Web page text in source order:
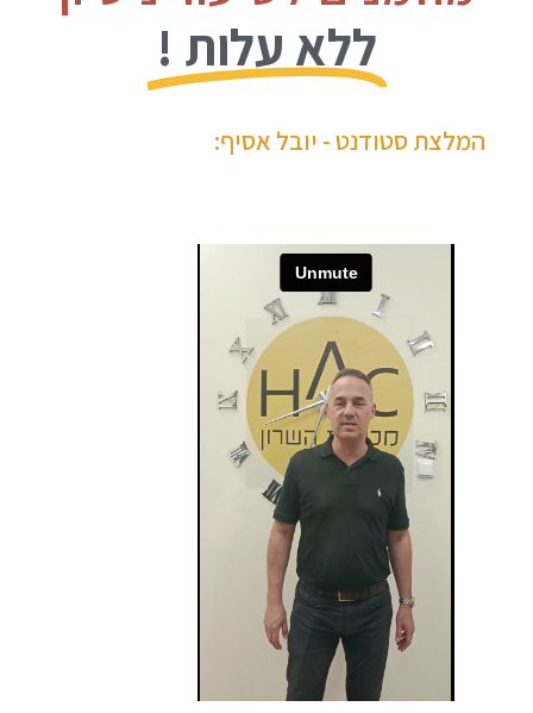
ללא עלות !
המלצת סטודנט - יובל אסיף: